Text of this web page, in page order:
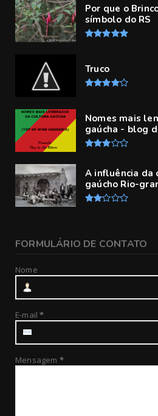
Por que o
símbolo do RS
Truco
Nomes mais
gaúcha - blog
A influência da
gaúcho Rio-
FORMULÁRIO DE CONTATO
Nome
E-mail*
Mensagem *